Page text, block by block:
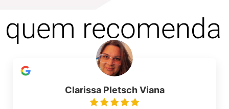
quem recomenda
Clarissa Pletsch Viana